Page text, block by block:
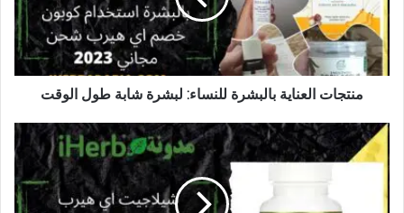
منتجات العناية بالبشرة للنساء: لبشرة شابة طول الوقت